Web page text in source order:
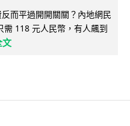
而平過開開關關？內地網民
118 元人民幣，有人飆到
文